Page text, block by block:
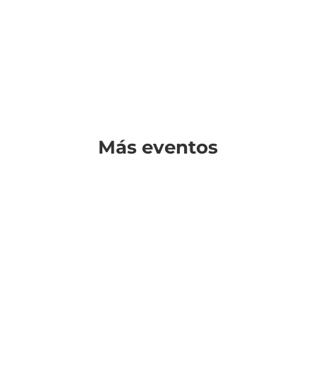
Más eventos